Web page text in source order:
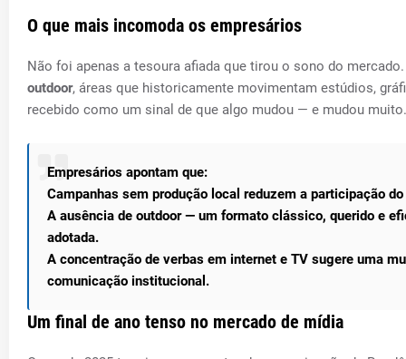
O que mais incomoda os empresários
Não foi apenas a tesoura afiada que tirou o sono do
outdoor, áreas que historicamente movimentam estúdios,
recebido como um sinal de que algo mudou — e mudou muito.
Empresários apontam que:
Campanhas sem produção local reduzem a participação
A ausência de outdoor — um formato clássico, querido e
adotada.
A concentração de verbas em internet e TV sugere uma
comunicação institucional.
Um final de ano tenso no mercado de mídia